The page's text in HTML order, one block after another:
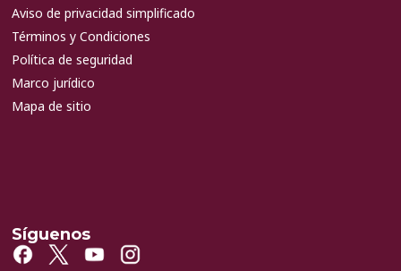
Aviso de privacidad simplificado
Términos y Condiciones
Política de seguridad
Marco jurídico
Mapa de sitio
Síguenos